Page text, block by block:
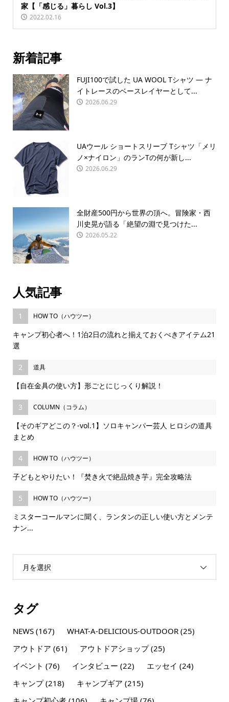
家【「感じる」暮らし Vol.3】
2022.02.16
新着記事
FUJI100で試した UA WOOL Tシャツ — ナ
イトレースのベースレイヤーとして...
2026.06.29
UAウール ショートスリーブ Tシャツ「メリ
ノ×ナイロン」のランTの何が新し...
2026.06.29
全財産500円から世界の頂へ。冒険家・西
川史晃が語る「絶望の淵で見つけた...
2026.05.22
人気記事
1 HOW TO（ハウツー）
キャンプ初心者へ！1泊2日の流れと揃えておくべきアイテム21
選
2 道具
【自在金具の使い方】形ごとにじっくり解説！
3 COLUMN（コラム）
【そのギアどこの？-vol.1】ソロキャンパー芸人 ヒロシの道具
まとめ
4 HOW TO（ハウツー）
子どもとやりたい！『焚き火で絶品焼き芋』完全攻略法
5 HOW TO（ハウツー）
ミスターコールマンに聞く、ランタンの正しい使い方とメンテ
ナン...
月を選択
タグ
NEWS(167) WHAT-A-DELICIOUS-OUTDOOR(25)
アウトドア (61) アウトドアショップ(25)
イベント (76) インタビュー (22) エッセイ (24)
キャンプ(218) キャンプギア (215)